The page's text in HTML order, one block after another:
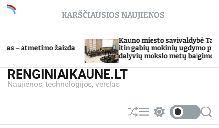
c
n
KARŠČIAUSIOS NAUJIENOS
žaizda
Kauno miesto savivaldybė Tarpdisciplininio
itin gabių mokinių ugdymo programos
dalyvių mokslo metų baigimo šventė
RENGINIAIKAUNE.LT
Naujienos, technologijos, verslas
S
h
M
e w
S
e